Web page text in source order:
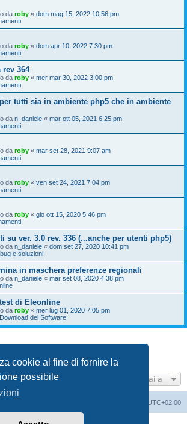
cookie al fine di fornire la
possibile
da roby « dom mag 15, 2022 10:56 pm
da roby « dom apr 10, 2022 7:30 pm
364
da roby « mer mar 30, 2022 3:00 pm
tutti sia in ambiente php5 che in ambiente
da n_daniele « mar ott 05, 2021 6:25 pm
da roby « mar set 28, 2021 9:07 am
da roby « ven set 24, 2021 7:04 pm
da roby « gio ott 15, 2020 5:46 pm
su ver. 3.0 rev. 336 (...anche per utenti php5)
da n_daniele « dom set 27, 2020 10:41 pm
e soluzioni
in maschera preferenze regionali
da n_daniele « mar set 08, 2020 4:38 pm
di Eleonline
da roby « mer lug 01, 2020 7:05 pm
del Software
Vai a
UTC+02:00